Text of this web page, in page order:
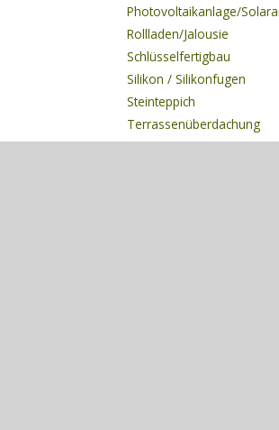
Photovoltaikanlage/
Rollladen/Jalousie
Schlüsselfertigbau
Silikon / Silikonfugen
Steinteppich
Terrassenüberdachung
Trockenbau